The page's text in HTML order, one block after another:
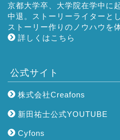
京都大学卒、大学院在学中に
中退。ストーリーライターと
ストーリー作りのノウハウを
詳しくはこちら
公式サイト
株式会社Creafons
新田祐士公式YOUTUBE
Cyfons